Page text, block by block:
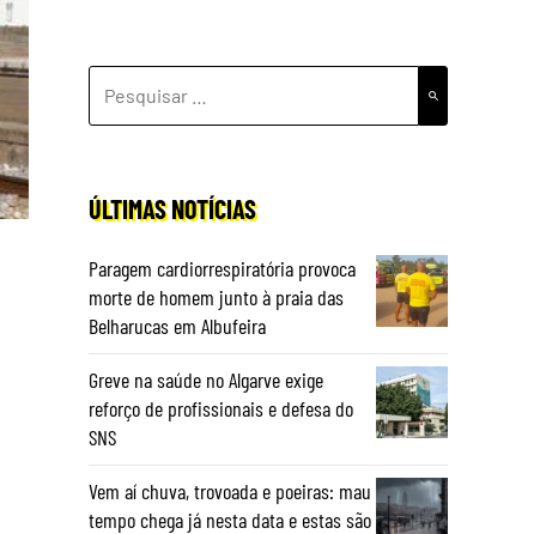
POR:
ÚLTIMAS NOTÍCIAS
Paragem cardiorrespiratória provoca
morte de homem junto à praia das
Belharucas em Albufeira
Greve na saúde no Algarve exige
reforço de profissionais e defesa do
SNS
Vem aí chuva, trovoada e poeiras: mau
tempo chega já nesta data e estas são